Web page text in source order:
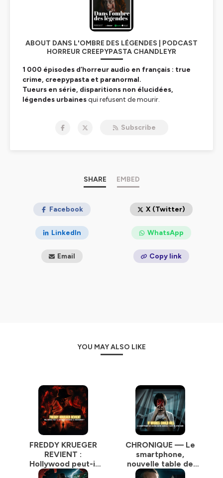
ABOUT DANS L'OMBRE DES LÉGENDES | PODCAST
HORREUR CREEPYPASTA CHANDLEYR
1 000 épisodes d’horreur audio en français : true
crime, creepypasta et paranormal.
Tueurs en série, disparitions non élucidées,
légendes urbainesqui refusent de mourir.
Ici, la réalité dérape. Le
surnaturelvous observe.
Hébergé par Ausha. Visitez
ausha.co/politique-de-
confidentialitepour plus d'informations.
Subscribe
SHARE EMBED
Facebook X (Twitter)
LinkedIn WhatsApp
Email Copy link
YOU MAY ALSO LIKE
FREDDY KRUEGER
REVIENT :
Hollywood peut-il
encore réinventer
CHRONIQUE — Le
smartphone,
nouvelle table de
spiritisme : et si vos